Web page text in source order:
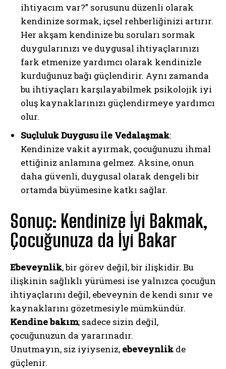
ihtiyacım var?” sorusunu düzenli olarak
kendinize sormak, içsel rehberliğinizi artırır.
Her akşam kendinize bu soruları sormak
duygularınızı ve duygusal ihtiyaçlarınızı
fark etmenize yardımcı olarak kendinizle
kurduğunuz bağı güçlendirir. Aynı zamanda
bu ihtiyaçları karşılayabilmek psikolojik iyi
oluş kaynaklarınızı güçlendirmeye yardımcı
olur.
Suçluluk Duygusu ile Vedalaşmak:
Kendinize vakit ayırmak, çocuğunuzu ihmal
ettiğiniz anlamına gelmez. Aksine, onun
daha güvenli, duygusal olarak dengeli bir
ortamda büyümesine katkı sağlar.
Sonuç: Kendinize İyi Bakmak,
Çocuğunuza da İyi Bakar
Ebeveynlik, bir görev değil, bir ilişkidir. Bu
ilişkinin sağlıklı yürümesi ise yalnızca çocuğun
ihtiyaçlarını değil, ebeveynin de kendi sınır ve
kaynaklarını gözetmesiyle mümkündür.
Kendine bakım; sadece sizin değil,
çocuğunuzun da yararınadır.
Unutmayın, siz iyiyseniz, ebeveynlik de
güçlenir.